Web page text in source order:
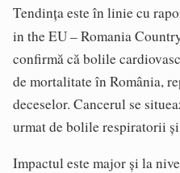
Tendința este în linie cu
in the EU – Romania
confirmă că bolile
de mortalitate în România,
deceselor. Cancerul se
urmat de bolile respiratorii
Impactul este major și la